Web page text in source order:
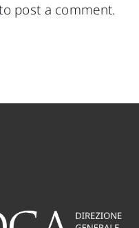
post a comment.